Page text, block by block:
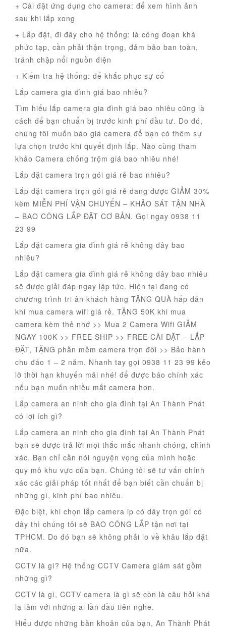
+ Cài đặt ứng dụng cho camera: để xem hình ảnh
sau khi lắp xong
+ Lắp đặt, đi đây cho hệ thống: là công đoạn khá
phức tạp, cần phải thận trọng, đảm bảo ban toàn,
tránh chập nổi nguồn điện
+ Kiểm tra hệ thống: để khắc phục sự cố
Lắp camera gia đình giá bao nhiêu?
Tìm hiểu lắp camera gia đình giá bao nhiêu cũng là
cách để bạn chuẩn bị trước kinh phí đầu tư. Do đó,
chúng tôi muốn báo giá camera để bạn có thêm sự
lựa chọn trước khi quyết định lắp. Nào cùng tham
khảo Camera chống trộm giá bao nhiêu nhé!
Lắp đặt camera trọn gói giá rẻ bao nhiêu?
Lắp đặt camera trọn gói giá rẻ đang được GIẢM 30%
kèm MIỄN PHÍ VẬN CHUYỂN – KHẢO SÁT TẬN NHÀ
– BAO CÔNG LẮP ĐẶT CƠ BẢN. Gọi ngay 0938 11
23 99
Lắp đặt camera gia đình giá rẻ không dây bao
nhiêu?
Lắp đặt camera gia đình giá rẻ không dây bao nhiêu
sẽ được giải đáp ngay lập tức. Hiện tại đang có
chương trình tri ân khách hàng TẶNG QUÀ hấp dẫn
khi mua camera wifi giá rẻ. TẶNG 50K khi mua
camera kèm thẻ nhớ >> Mua 2 Camera Wifi GIẢM
NGAY 100K >> FREE SHIP >> FREE CÀI ĐẶT – LẮP
ĐẶT, TẶNG phần mềm camera trọn đời >> Bảo hành
chu đáo 1 – 2 năm. Nhanh tay gọi 0938 11 23 99 kẻo
lỡ thời hạn khuyến mãi nhé! để được báo chính xác
nếu bạn muốn nhiều mắt camera hơn.
Lắp camera an ninh cho gia đình tại An Thành Phát
có lợi ích gì?
Lắp camera an ninh cho gia đình tại An Thành Phát
bạn sẽ được trả lời mọi thắc mắc nhanh chóng, chính
xác. Bạn chỉ cần nói nguyện vọng của mình hoặc
quy mô khu vực của bạn. Chúng tôi sẽ tư vấn chính
xác các giải pháp tốt nhất để bạn biết cần chuẩn bị
những gì, kinh phí bao nhiêu.
Đặc biệt, khi chọn lắp camera ip có dây trọn gói có
dây thì chúng tôi sẽ BAO CÔNG LẮP tận nơi tại
TPHCM. Do đó bạn sẽ không phải lo về khâu lắp đặt
nữa.
CCTV là gì? Hệ thống CCTV Camera giám sát gồm
những gì?
CCTV là gì, CCTV camera là gì sẽ còn là câu hỏi khá
lạ lẫm với những ai lần đầu tiên nghe.
Hiểu được những băn khoăn của bạn, An Thành Phát